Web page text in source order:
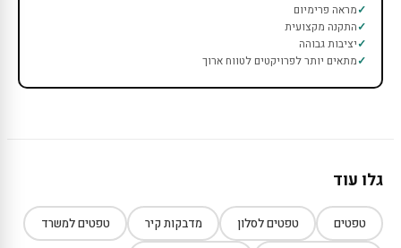
מראה פרימיום
התקנה מקצועית
יציבות גבוהה
מתאים יותר לפרויקטים לטווח ארוך
גלו עוד
טפטים טפטים לסלון מדבקות קיר טפטים למשרד